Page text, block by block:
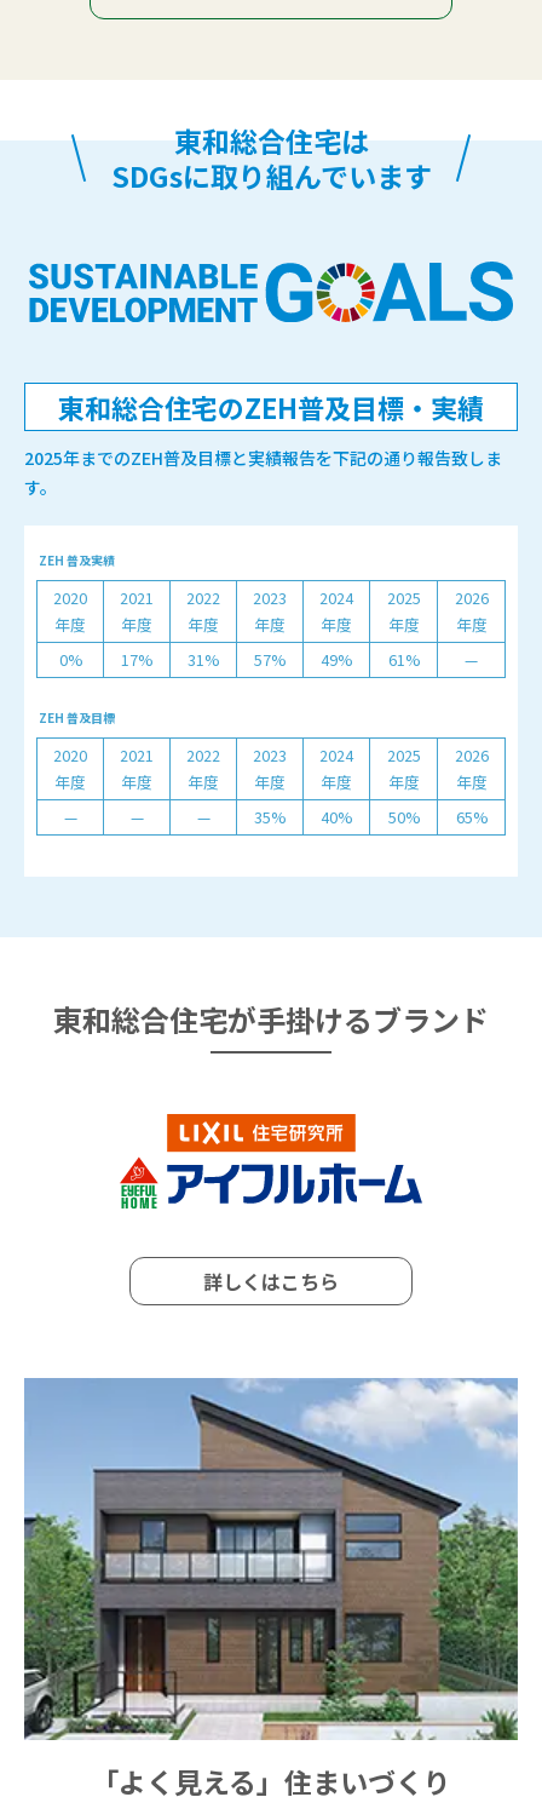
東和総合住宅は
SDGsに取り組んでいます
東和総合住宅のZEH普及目標・実績
2025年までのZEH普及目標と実績報告を下記の通り報告致しま
す。
ZEH 普及実績
2020
年度
2021
年度
2022
年度
2023
年度
2024
年度
2025
年度
2026
年度
0%
17% 31% 57% 49% 61% —
ZEH 普及目標
2020
年度
2021
年度
2022
年度
2023
年度
2024
年度
2025
年度
2026
年度
—
— — 35% 40% 50% 65%
東和総合住宅が手掛けるブランド
詳しくはこちら
「よく見える」住まいづくり